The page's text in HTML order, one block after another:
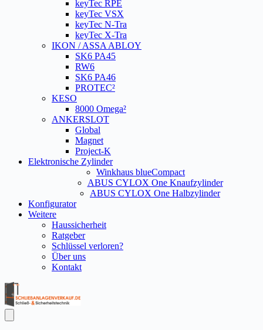
keyTec RPE
keyTec VSX
keyTec N-Tra
keyTec X-Tra
IKON / ASSA ABLOY
SK6 PA45
RW6
SK6 PA46
PROTEC²
KESO
8000 Omega²
ANKERSLOT
Global
Magnet
Project-K
Elektronische Zylinder
Winkhaus blueCompact
ABUS CYLOX One Knaufzylinder
ABUS CYLOX One Halbzylinder
Konfigurator
Weitere
Haussicherheit
Ratgeber
Schlüssel verloren?
Über uns
Kontakt